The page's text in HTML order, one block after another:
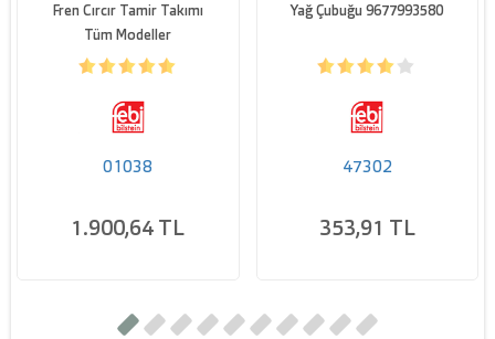
Fren Cırcır Tamir Takımı
Tüm Modeller
01038
1.900,64 TL
Yağ Çubuğu 9677993580
47302
353,91 TL